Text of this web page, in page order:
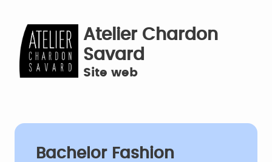
Atelier Chardon
Savard
Site web
Bachelor Fashion